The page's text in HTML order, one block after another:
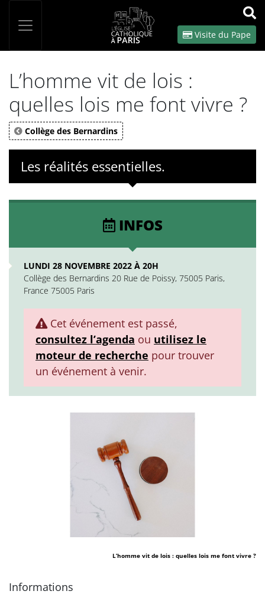
OK
Visite du Pape
L’homme vit de lois :
quelles lois me font vivre ?
Collège des Bernardins
Les réalités essentielles.
INFOS
LUNDI 28 NOVEMBRE 2022 À 20H
Collège des Bernardins 20 Rue de Poissy, 75005 Paris,
France 75005 Paris
Cet événement est passé,
consultez l’agenda ou utilisez le
moteur de recherche pour trouver
un événement à venir.
L’homme vit de lois : quelles lois me font vivre ?
Informations
Panneau de gestion des cookies